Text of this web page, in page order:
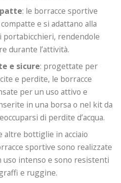
: le borracce sportive
e si adattano alla
portabicchieri, rendendole
durante l’attività.
e sicure: progettate per
e perdite, le borracce
per un uso attivo e
in una borsa o nel kit da
di perdite d’acqua.
altre bottiglie in acciaio
sportive sono realizzate
uso intenso e sono resistenti
e ruggine.